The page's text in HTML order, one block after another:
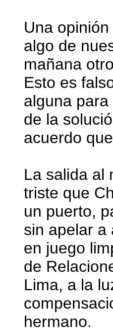
Una
algo de
mañana
Esto es
alguna
de la
acuerdo
La salida al
triste que
un puerto,
sin apelar a
en juego
de
Lima, a la
hermano.